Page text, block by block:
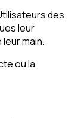
des
leur
main.
ou la